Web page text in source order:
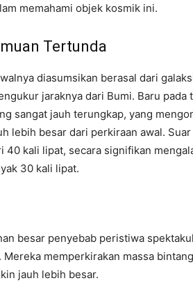
memahami objek kosmik ini.
Tertunda
diasumsikan berasal dari
jaraknya dari Bumi. Baru pada
sangat jauh terungkap, yang
lebih besar dari perkiraan awal.
40 kali lipat, secara signifikan
30 kali lipat.
besar penyebab peristiwa
memperkirakan massa
jauh lebih besar.